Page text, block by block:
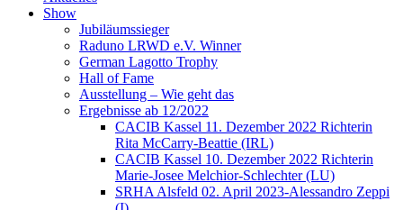
Show
Jubiläumssieger
Raduno LRWD e.V. Winner
German Lagotto Trophy
Hall of Fame
Ausstellung – Wie geht das
Ergebnisse ab 12/2022
CACIB Kassel 11. Dezember 2022 Richterin
Rita McCarry-Beattie (IRL)
CACIB Kassel 10. Dezember 2022 Richterin
Marie-Josee Melchior-Schlechter (LU)
SRHA Alsfeld 02. April 2023-Alessandro Zeppi